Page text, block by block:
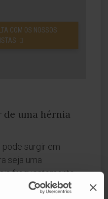
COM OS NOSSOS
de uma hérnia
pode surgir em
seja uma
frequentemente
50 anos.